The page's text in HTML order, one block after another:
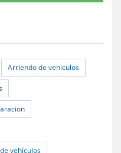
Arriendo de vehiculos
vehículos